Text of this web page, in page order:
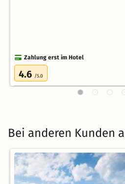
Zahlung erst im Hotel
4.6 /5.0
Bei anderen Kunden